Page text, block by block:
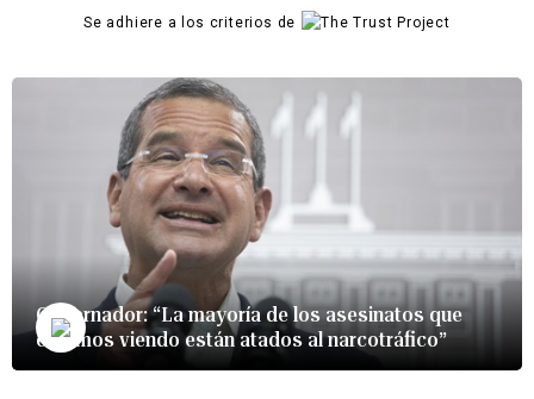
Se adhiere a los criterios de
Gobernador: “La mayoría de los asesinatos que
estamos viendo están atados al narcotráfico”